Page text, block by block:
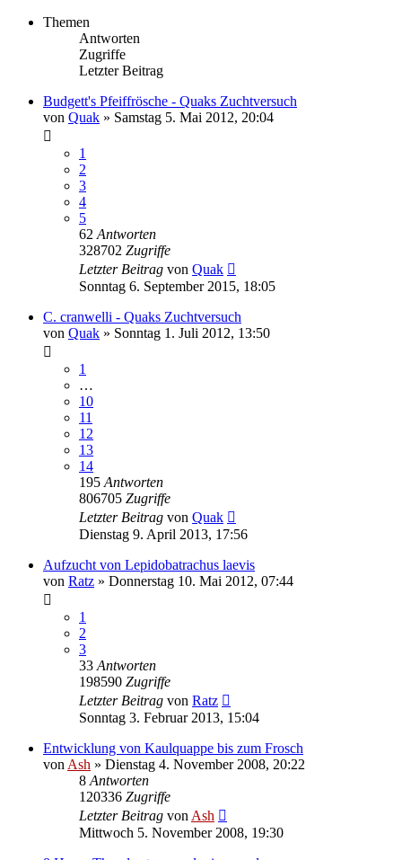
Themen
Antworten
Zugriffe
Letzter Beitrag
Budgett's Pfeiffrösche - Quaks Zuchtversuch
von Quak » Samstag 5. Mai 2012, 20:04
1
2
3
4
5
62 Antworten
328702 Zugriffe
Letzter Beitrag von Quak
Sonntag 6. September 2015, 18:05
C. cranwelli - Quaks Zuchtversuch
von Quak » Sonntag 1. Juli 2012, 13:50
1
…
10
11
12
13
14
195 Antworten
806705 Zugriffe
Letzter Beitrag von Quak
Dienstag 9. April 2013, 17:56
Aufzucht von Lepidobatrachus laevis
von Ratz » Donnerstag 10. Mai 2012, 07:44
1
2
3
33 Antworten
198590 Zugriffe
Letzter Beitrag von Ratz
Sonntag 3. Februar 2013, 15:04
Entwicklung von Kaulquappe bis zum Frosch
von Ash » Dienstag 4. November 2008, 20:22
8 Antworten
120336 Zugriffe
Letzter Beitrag von Ash
Mittwoch 5. November 2008, 19:30